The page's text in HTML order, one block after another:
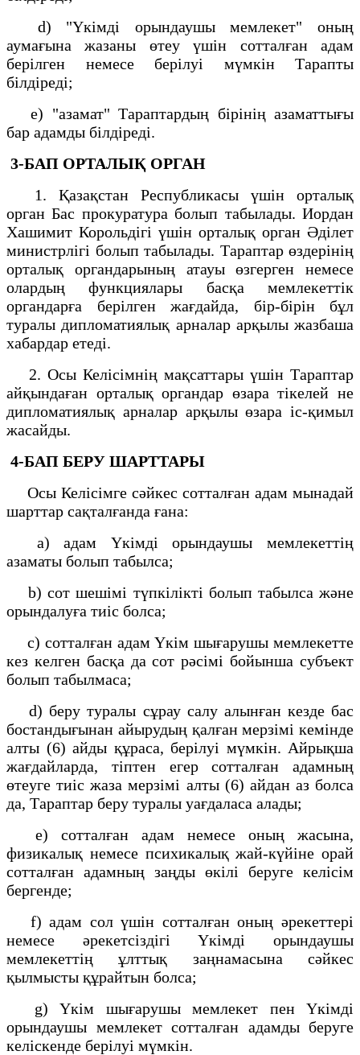
d) "Үкімді орындаушы мемлекет" оның
аумағына жазаны өтеу үшін сотталған адам
берілген немесе берілуі мүмкін Тарапты
білдіреді;
е) "азамат" Тараптардың бірінің азаматтығы
бар адамды білдіреді.
3-БАП ОРТАЛЫҚ ОРГАН
1. Қазақстан Республикасы үшін орталық
орган Бас прокуратура болып табылады. Иордан
Хашимит Корольдігі үшін орталық орган Әділет
министрлігі болып табылады. Тараптар өздерінің
орталық органдарының атауы өзгерген немесе
олардың функциялары басқа мемлекеттік
органдарға берілген жағдайда, бір-бірін бұл
туралы дипломатиялық арналар арқылы жазбаша
хабардар етеді.
2. Осы Келісімнің мақсаттары үшін Тараптар
айқындаған орталық органдар өзара тікелей не
дипломатиялық арналар арқылы өзара іс-қимыл
жасайды.
4-БАП БЕРУ ШАРТТАРЫ
Осы Келісімге сәйкес сотталған адам мынадай
шарттар сақталғанда ғана:
a) адам Үкімді орындаушы мемлекеттің
азаматы болып табылса;
b) сот шешімі түпкілікті болып табылса және
орындалуға тиіс болса;
c) сотталған адам Үкім шығарушы мемлекетте
кез келген басқа да сот рәсімі бойынша субъект
болып табылмаса;
d) беру туралы сұрау салу алынған кезде бас
бостандығынан айырудың қалған мерзімі кемінде
алты (6) айды құраса, берілуі мүмкін. Айрықша
жағдайларда, тіптен егер сотталған адамның
өтеуге тиіс жаза мерзімі алты (6) айдан аз болса
да, Тараптар беру туралы уағдаласа алады;
е) сотталған адам немесе оның жасына,
физикалық немесе психикалық жай-күйіне орай
сотталған адамның заңды өкілі беруге келісім
бергенде;
f) адам сол үшін сотталған оның әрекеттері
немесе әрекетсіздігі Үкімді орындаушы
мемлекеттің ұлттық заңнамасына сәйкес
қылмысты құрайтын болса;
g) Үкім шығарушы мемлекет пен Үкімді
орындаушы мемлекет сотталған адамды беруге
келіскенде берілуі мүмкін.